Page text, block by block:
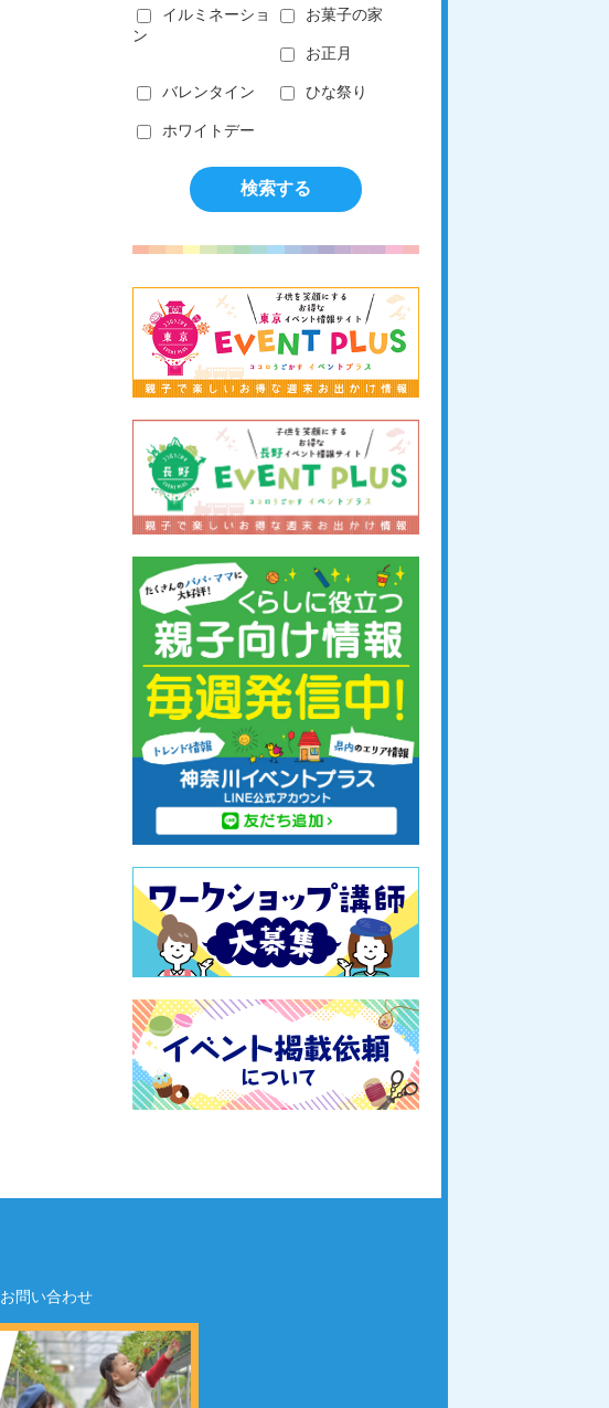
イルミネーショ
ン
お菓子の家
お正月
バレンタイン ひな祭り
ホワイトデー
お問い合わせ